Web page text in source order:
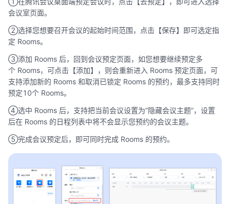
会议室页面。
②选择您想要召开会议的起始时间范围，点击【保存】即可选定指
定 Rooms。
③添加 Rooms 后，回到会议预定页面，如您想要继续预定多
个 Rooms，可点击【添加】，则会重新进入 Rooms 预定页面，可
支持添加新的 Rooms 和取消已锁定 Rooms 的预约，最多支持同时
预定10个 Rooms。
④选中 Rooms 后，支持把当前会议设置为“隐藏会议主题”，设置
后在 Rooms 的日程列表中将不会显示您预约的会议主题。
⑤完成会议预定后，即可同时完成 Rooms 的预约。